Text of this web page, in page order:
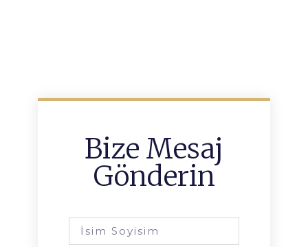
Bize Mesaj
Gönderin